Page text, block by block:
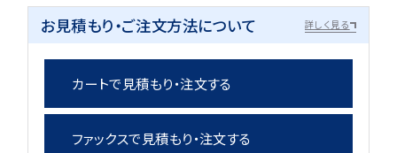
お見積もり・ご注文方法について 詳しく見る
カートで見積もり・注文する
ファックスで見積もり・注文する